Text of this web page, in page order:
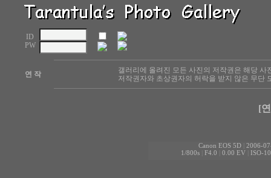
ID
PW
연 작
갤러리에 올려진 모든 사진의 저작권은 해당
저작권자와 초상권자의 허락을 받지 않은 무단
[
Canon EOS 5D| 2006-
1/800s| F4.0 0.00 EV| ISO-